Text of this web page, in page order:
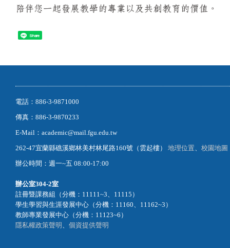
Share
電話：886-3-9871000
傳真：886-3-9870233
E-Mail：academic@mail.fgu.edu.tw
262-47宜蘭縣礁溪鄉林美村林尾路160號（雲起樓） 地理位置
校園地圖
辦公時間：週一~五 08:00-17:00
辦公室304-2室
註冊暨課務組（分機：11111~3、11115）
學生學習與生涯發展中心（分機：11160、11162~3）
教師專業發展中心（分機：11123~6）
隱私權政策聲明
個資提供聲明